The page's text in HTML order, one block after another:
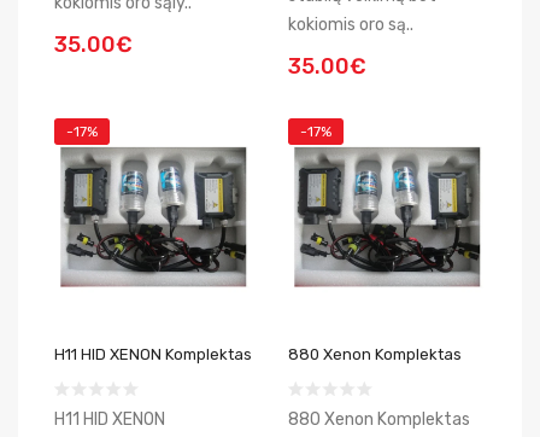
35.00€
kokiomis oro są..
35.00€
-17%
H11 HID XENON Komplektas
H11 HID XENON
-17%
880 Xenon Komplektas
880 Xenon Komplektas